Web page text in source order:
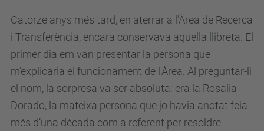
Catorze anys més tard, en aterrar a l’Àrea de Recerca
i Transferència, encara conservava aquella llibreta. El
primer dia em van presentar la persona que
m’explicaria el funcionament de l'Àrea. Al preguntar-li
el nom, la sorpresa va ser absoluta: era la Rosalia
Dorado, la mateixa persona que jo havia anotat feia
més d’una dècada com a referent per resoldre